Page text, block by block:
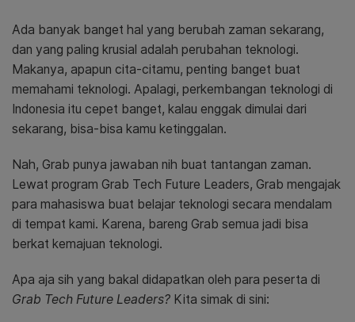
Ada banyak banget hal yang berubah zaman sekarang,
dan yang paling krusial adalah perubahan teknologi.
Makanya, apapun cita-citamu, penting banget buat
memahami teknologi. Apalagi, perkembangan teknologi di
Indonesia itu cepet banget, kalau enggak dimulai dari
sekarang, bisa-bisa kamu ketinggalan.
Nah, Grab punya jawaban nih buat tantangan zaman.
Lewat program Grab Tech Future Leaders, Grab mengajak
para mahasiswa buat belajar teknologi secara mendalam
di tempat kami. Karena, bareng Grab semua jadi bisa
berkat kemajuan teknologi.
Apa aja sih yang bakal didapatkan oleh para peserta di
Grab Tech Future Leaders? Kita simak di sini: